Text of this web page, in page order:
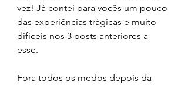
vez! Já contei para vocês um pouco
das experiências trágicas e muito
difíceis nos 3 posts anteriores a
esse.
Fora todos os medos depois da